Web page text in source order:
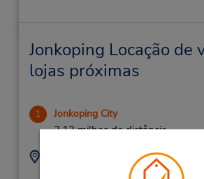
Jonkoping Locação de
lojas próximas
1 Jonkoping City
2.13 milhas de distância
Endereço: